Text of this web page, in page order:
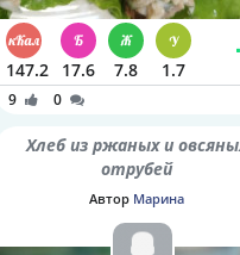
147.2 17.6 7.8 1.7
9 0
Хлеб из ржаных и овсяных
отрубей
Автор Марина